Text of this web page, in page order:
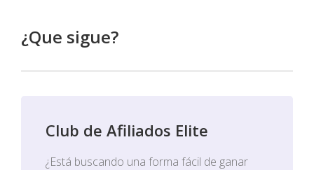
¿Que sigue?
Club de Afiliados Elite
¿Está buscando una forma fácil de ganar